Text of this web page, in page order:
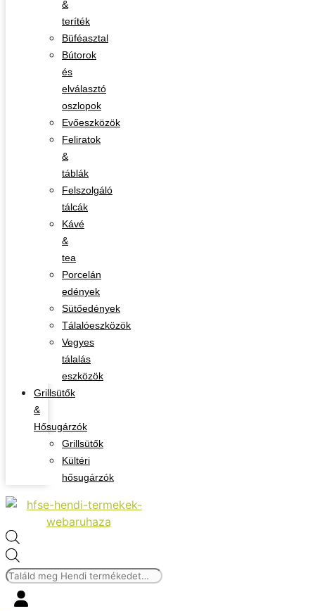
&
teríték
Büféasztal
Bútorok
és
elválasztó
oszlopok
Evőeszközök
Feliratok
&
táblák
Felszolgáló
tálcák
Kávé
&
tea
Porcelán
edények
Sütőedények
Tálalóeszközök
Vegyes
tálalás
eszközök
Grillsütők
&
Hősugárzók
Grillsütők
Kültéri
hősugárzók
search